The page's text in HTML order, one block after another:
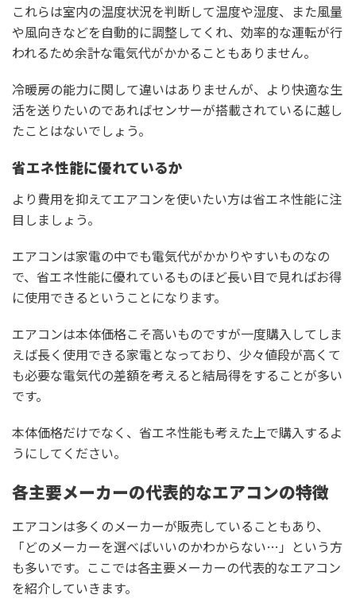
これらは室内の温度状況を判断して温度や湿度、また風量
や風向きなどを自動的に調整してくれ、効率的な運転が行
われるため余計な電気代がかかることもありません。
冷暖房の能力に関して違いはありませんが、より快適な生
活を送りたいのであればセンサーが搭載されているに越し
たことはないでしょう。
省エネ性能に優れているか
より費用を抑えてエアコンを使いたい方は省エネ性能に注
目しましょう。
エアコンは家電の中でも電気代がかかりやすいものなの
で、省エネ性能に優れているものほど長い目で見ればお得
に使用できるということになります。
エアコンは本体価格こそ高いものですが一度購入してしま
えば長く使用できる家電となっており、少々値段が高くて
も必要な電気代の差額を考えると結局得をすることが多い
です。
本体価格だけでなく、省エネ性能も考えた上で購入するよ
うにしてください。
各主要メーカーの代表的なエアコンの特徴
エアコンは多くのメーカーが販売していることもあり、
「どのメーカーを選べばいいのかわからない…」という方
も多いです。ここでは各主要メーカーの代表的なエアコン
を紹介していきます。